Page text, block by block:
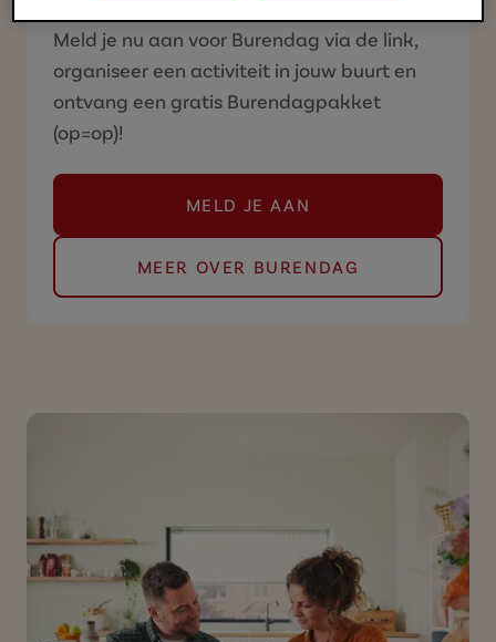
Meld je nu aan voor Burendag via de link,
organiseer een activiteit in jouw buurt en
ontvang een gratis Burendagpakket
(op=op)!
MELD JE AAN
(MELD JE AAN VOOR
MEER OVER BURENDAG
(MELD JE AAN VOOR